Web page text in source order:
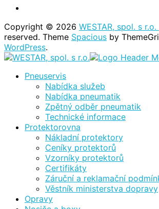
Copyright © 2026 WESTAR, spol. s r.o.
reserved. Theme Spacious by
WordPress.
Pneuservis
Nabídka služeb
Nabídka pneumatik
Zpětný odběr pneumatik
Technické informace
Protektorovna
Nákladní protektory
Ceníky protektorů
Vzorníky protektorů
Certifikáty
Záruční a reklamační
Věstník ministerstva dopravy
Opravy